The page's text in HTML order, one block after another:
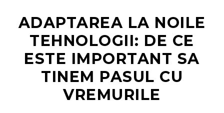
ADAPTAREA LA NOILE
TEHNOLOGII: DE CE
ESTE IMPORTANT SA
TINEM PASUL CU
VREMURILE